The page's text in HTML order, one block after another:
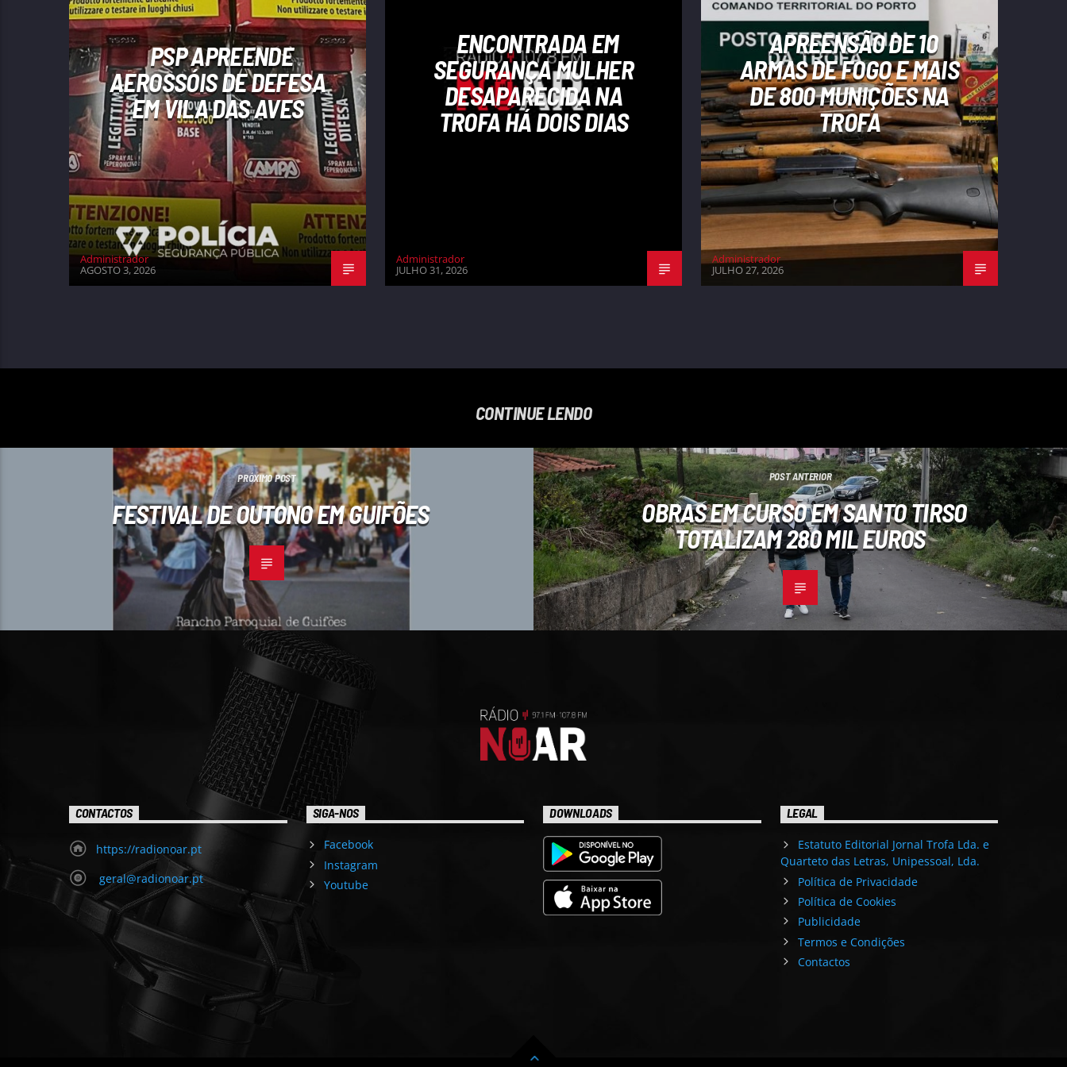
PSP APREENDE
AEROSSÓIS DE DEFESA
EM VILA DAS AVES
Administrador
AGOSTO 3, 2026
ENCONTRADA EM
SEGURANÇA MULHER
DESAPARECIDA NA
TROFA HÁ DOIS DIAS
Administrador
JULHO 31, 2026
APREENSÃO DE 10
ARMAS DE FOGO E MAIS
DE 800 MUNIÇÕES NA
TROFA
Administrador
JULHO 27, 2026
CONTINUE LENDO
PRÓXIMO POST
FESTIVAL DE OUTONO EM GUIFÕES
POST ANTERIOR
OBRAS EM CURSO EM SANTO TIRSO
TOTALIZAM 280 MIL EUROS
CONTACTOS
https://radionoar.pt
geral@radionoar.pt
SIGA-NOS
Facebook
Instagram
Youtube
DOWNLOADS LEGAL
Estatuto Editorial Jornal Trofa Lda. e
Quarteto das Letras, Unipessoal, Lda.
Política de Privacidade
Política de Cookies
Publicidade
Termos e Condições
Contactos